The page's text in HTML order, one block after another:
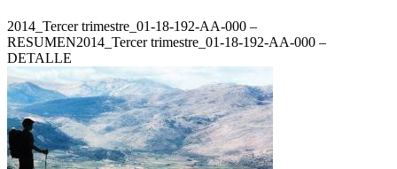
2014_Tercer trimestre_01-18-192-AA-000 –
RESUMEN2014_Tercer trimestre_01-18-192-AA-000 –
DETALLE